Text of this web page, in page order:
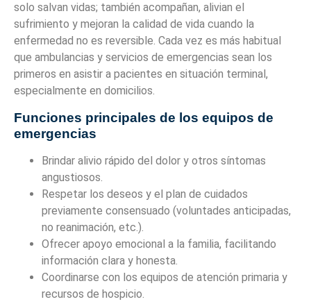
solo salvan vidas; también acompañan, alivian el
sufrimiento y mejoran la calidad de vida cuando la
enfermedad no es reversible. Cada vez es más habitual
que ambulancias y servicios de emergencias sean los
primeros en asistir a pacientes en situación terminal,
especialmente en domicilios.
Funciones principales de los equipos de
emergencias
Brindar alivio rápido del dolor y otros síntomas
angustiosos.
Respetar los deseos y el plan de cuidados
previamente consensuado (voluntades anticipadas,
no reanimación, etc.).
Ofrecer apoyo emocional a la familia, facilitando
información clara y honesta.
Coordinarse con los equipos de atención primaria y
recursos de hospicio.